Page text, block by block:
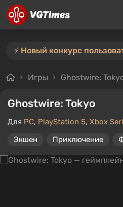
Игры Ghostwire:
Ghostwire: Tokyo
Для PC, PlayStation 5, Xbox
Экшен
Приключение